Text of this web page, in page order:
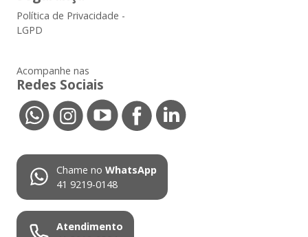
Política de Privacidade -
LGPD
Acompanhe nas
Redes Sociais
Chame no WhatsApp
41 9219-0148
Atendimento